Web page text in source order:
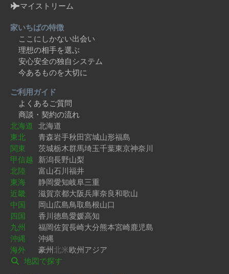
マイストリーム
家いちばの特徴
ここにしかない出会い
理想の相手を選ぶ
安心安全の独自システム
今あるものを大切に
ご利用ガイド
よくあるご質問
商談・契約の流れ
北海道 北海道
東北
青森岩手秋田宮城山形福島
関東
茨城栃木群馬埼玉千葉東京神奈川
甲信越 新潟長野山梨
北陸
富山石川福井
東海
静岡愛知岐阜三重
近畿
滋賀京都大阪兵庫奈良和歌山
中国
岡山広島鳥取島根山口
四国
香川徳島愛媛高知
九州
福岡佐賀長崎大分熊本宮崎鹿児島
沖縄
沖縄
海外
豪州北米欧州アジア
地図で探す